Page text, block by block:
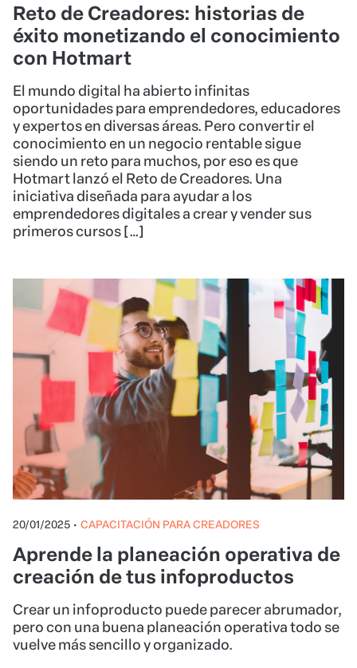
Reto de Creadores: historias de
éxito monetizando el conocimiento
con Hotmart
El mundo digital ha abierto infinitas
oportunidades para emprendedores, educadores
y expertos en diversas áreas. Pero convertir el
conocimiento en un negocio rentable sigue
siendo un reto para muchos, por eso es que
Hotmart lanzó el Reto de Creadores. Una
iniciativa diseñada para ayudar a los
emprendedores digitales a crear y vender sus
primeros cursos […]
20/01/2025 • CAPACITACIÓN PARA CREADORES
Aprende la planeación operativa de
creación de tus infoproductos
Crear un infoproducto puede parecer abrumador,
pero con una buena planeación operativa todo se
vuelve más sencillo y organizado.